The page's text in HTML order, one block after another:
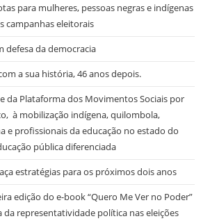
para mulheres, pessoas negras e indígenas
campanhas eleitorais
defesa da democracia
a sua história, 46 anos depois.
da Plataforma dos Movimentos Sociais por
à mobilização indígena, quilombola,
e profissionais da educação no estado do
pública diferenciada
estratégias para os próximos dois anos
edição do e-book “Quero Me Ver no Poder”
da representatividade política nas eleições